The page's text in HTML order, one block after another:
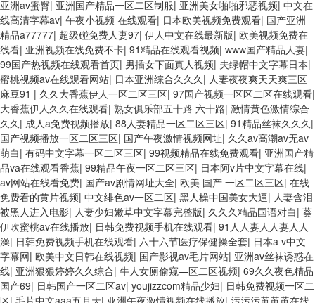
亚洲av蜜臀| 亚洲国产精品一区二区制服| 亚洲美女啪啪邪恶视频| 中文在
线高清字幕av| 午夜小视频 在线观看| 日本欧美视频免费观看| 国产亚洲
精品a77777| 超级碰免费人妻97| 伊人中文在线最新版| 欧美视频免费在
线看| 亚洲视频在线免费不卡| 91精品在线观看视频| www国产精品人妻|
99国产热视频在线观看首页| 男插女下面真人视频| 夫绿帽中文字幕日本|
蜜桃视频av在线观看网站| 日本亚洲综合久久久| 人妻夜夜爽天天爽三区
麻豆91 | 久久大香蕉伊人一区二区三区| 97国产视频一区区二区在线观看|
大香蕉伊人久久在线观看| 熟女俱乐部五十路 六十路| 激情黄色激情综合
久久| 成人a免费视频播放| 88人妻精品一区二区三区| 91精品丝袜久久久|
国产视频播放一区二区三区| 国产午夜激情视频网址| 久久av高潮av无av
萌白| 有码中文字幕一区二区三区| 99视频精品在线免费观看| 亚洲国产精
品va在线观看香蕉| 99精品午夜一区二区三区| 日本阿v片中文字幕在线|
av网站在线看免费| 国产av剧情网址大全| 欧美 国产 一区二区三区| 在线
免费看的黄片视频| 中文绯色av一区二区| 黑人橾中国美女大逼| 人妻含泪
被黑人进入电影| 人妻少妇嫩草中文字幕完整版| 久久久精品国语对白| 葵
伊吹蜜桃av在线播放| 日韩免费视频手机在线观看| 91人人妻人人妻人人
澡| 日韩免费视频手机在线观看| 六十六节医疗保健操全套| 日本a v中文
字幕网| 欧美中文日韩在线视频| 国产影视av毛片网站| 亚洲av丝袜诱惑在
线| 亚洲狠狠婷婷久久综合| 牛人女厕偷窥—区二区视频| 69久久夜色精品
国产69| 日韩国产一区二区av| youjizzcom精品少妇| 日韩免费视频一区二